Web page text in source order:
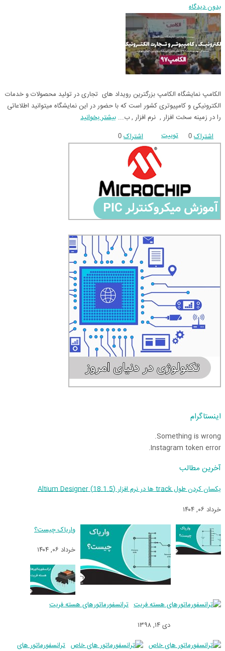
بدون دیدگاه
الکامپ نمایشگاه الکامپ بزرگترین رویداد های تجاری در تولید محصولات و خدمات
الکترونیکی و کامپیوتری کشور است که با حضور در این نمایشگاه میتوانید اطلاعاتی
را در زمینه سخت افزار , نرم افزار , ب... بیشتر بخوانید
اشتراک 0 توییت اشتراک 0
اینستاگرام
Something is wrong.
Instagram token error.
آخرین مطالب
یکسان کردن طول track ها در نرم افزار (18.1.5) Altium Designer
خرداد ۰۶, ۱۴۰۴
واریاک چیست؟
خرداد ۰۶, ۱۴۰۴
ترانسفورماتورهای هسته فریت
دی ۱۴, ۱۳۹۸
ترانسفورماتور های